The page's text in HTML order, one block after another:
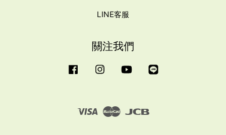
LINE客服
關注我們
FacebookInstagramYouTube
Visa Master JCB